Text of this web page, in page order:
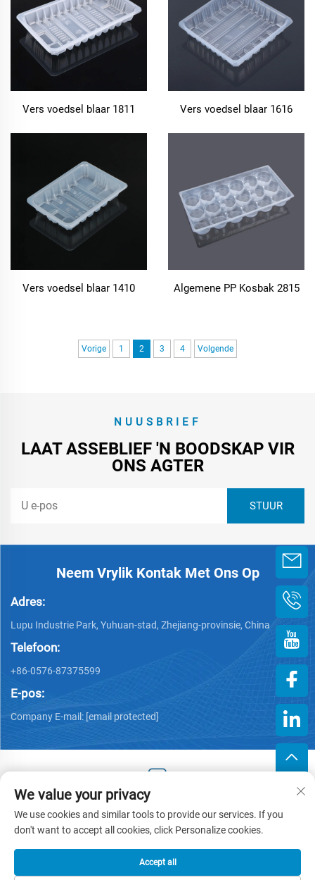
Vers voedsel blaar 1811 Vers voedsel blaar 1616
Vers voedsel blaar 1410 Algemene PP Kosbak 2815
Vorige 1 2 3 4 Volgende
NUUSBRIEF
LAAT ASSEBLIEF 'N BOODSKAP VIR
ONS AGTER
Neem Vrylik Kontak Met Ons Op
Adres:
Lupu Industrie Park, Yuhuan-stad, Zhejiang-provinsie, China
Telefoon:
+86-0576-87375599
E-pos:
Company E-mail: [email protected]
Kopiereg © 2025 deur Zhejiang Hengjiang Plastic Co., Ltd. -
Privatheidbeleid
We value your privacy
We use cookies and similar tools to provide our services. If you
don't want to accept all cookies, click Personalize cookies.
Accept all